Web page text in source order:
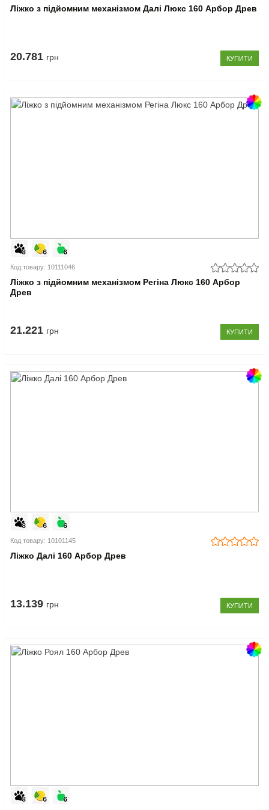
Ліжко з підйомним механізмом Далі Люкс 160 Арбор Древ
20.781 грн КУПИТИ
Код товару: 10111046
Ліжко з підйомним механізмом Регіна Люкс 160 Арбор
Древ
21.221 грн КУПИТИ
Код товару: 10101145
Ліжко Далі 160 Арбор Древ
13.139 грн КУПИТИ